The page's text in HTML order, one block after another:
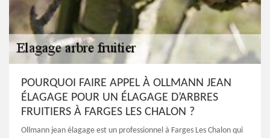
POURQUOI FAIRE APPEL À OLLMANN JEAN
ÉLAGAGE POUR UN ÉLAGAGE D’ARBRES
FRUITIERS À FARGES LES CHALON ?
Ollmann jean élagage est un professionnel à Farges Les Chalon qui